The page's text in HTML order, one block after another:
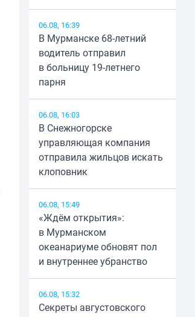
06.08, 16:39
В Мурманске 68-летний
водитель отправил
в больницу 19-летнего
парня
06.08, 16:03
В Снежногорске
управляющая компания
отправила жильцов искать
клоповник
06.08, 15:49
«Ждём открытия»:
в Мурманском
океанариуме обновят пол
и внутреннее убранство
06.08, 15:32
Секреты августовского